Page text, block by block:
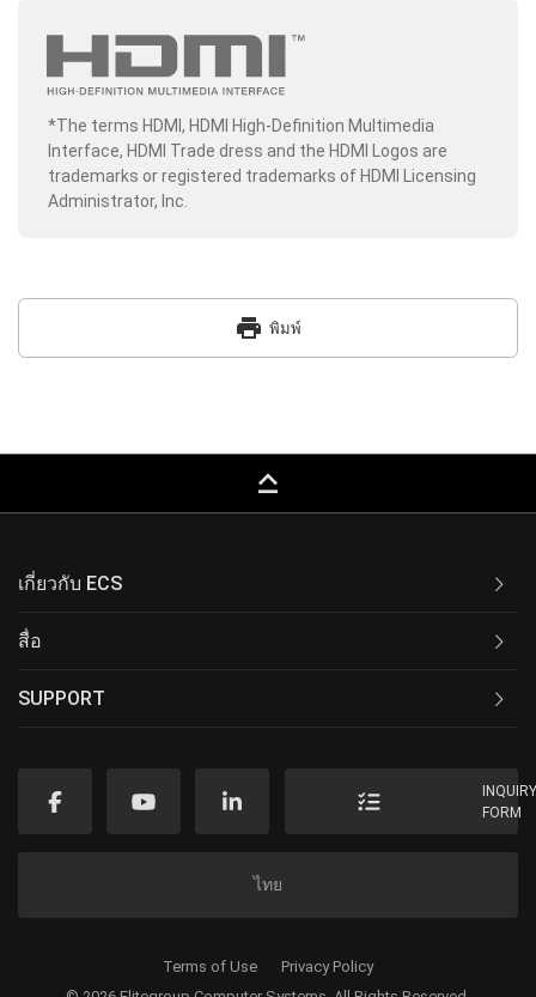
*The terms HDMI, HDMI High-Definition Multimedia
Interface, HDMI Trade dress and the HDMI Logos are
trademarks or registered trademarks of HDMI Licensing
Administrator, Inc.
print พิมพ์
keyboard_capslock
เกี่ยวกับ ECS
สื่อ
SUPPORT
FORM
ไทย
Terms of Use Privacy Policy